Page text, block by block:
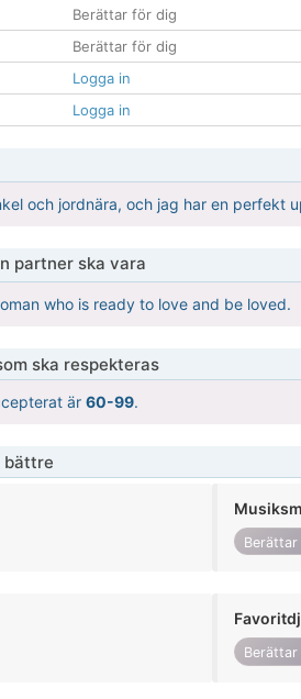
Berättar för dig
Berättar för dig
Logga in
Logga in
och jordnära, och jag har en
partner ska vara
who is ready to love and be loved.
ska respekteras
är 60-99.
bättre